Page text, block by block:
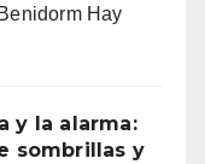
Hay
y la alarma:
sombrillas y